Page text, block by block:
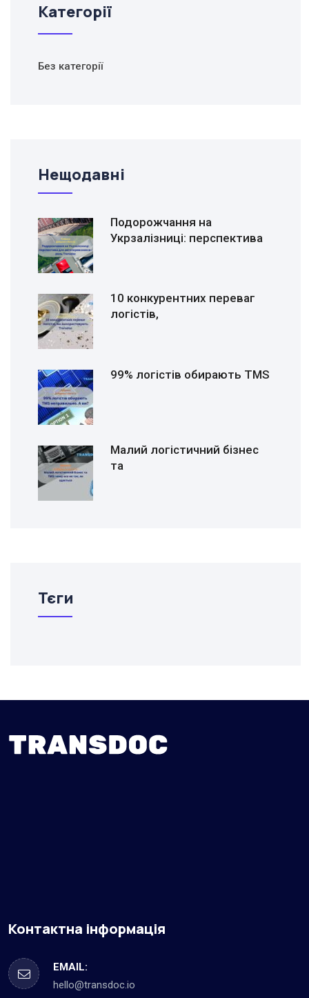
Категорії
Без категорії
Нещодавні
Подорожчання на
Укрзалізниці: перспектива
10 конкурентних переваг
логістів,
99% логістів обирають TMS
Малий логістичний бізнес
та
Тєги
Контактна інформація
EMAIL:
hello@transdoc.io